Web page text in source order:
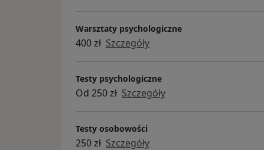
Warsztaty psychologiczne
400 zł Szczegóły
Testy psychologiczne
Od 250 zł Szczegóły
Testy osobowości
250 zł Szczegóły